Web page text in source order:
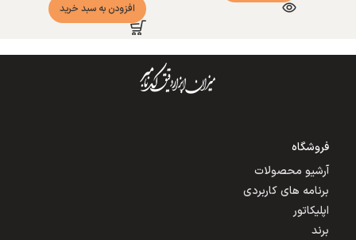
افزودن به سبد خرید
فروشگاه
آرشیو محصولات
برنامه های کاربردی
اپلیکاتور
برند